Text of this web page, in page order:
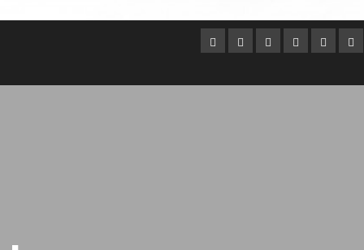
Argentina
AustraliaBrasilChileDubai